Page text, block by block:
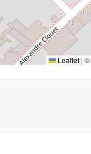
Leaflet | ©